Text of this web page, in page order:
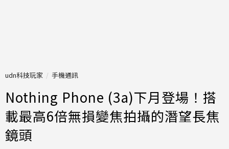
udn科技玩家 手機通訊
Nothing Phone (3a)下月登場！搭
載最高6倍無損變焦拍攝的潛望長焦
鏡頭